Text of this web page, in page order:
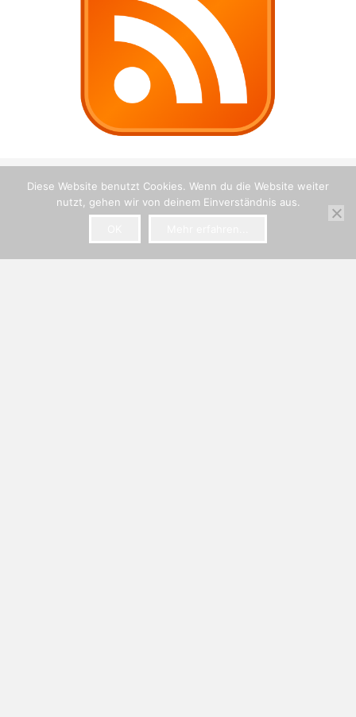
Diese Website benutzt Cookies. Wenn du die Website weiter
nutzt, gehen wir von deinem Einverständnis aus.